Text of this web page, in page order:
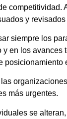
y
siempre los
en los
más urgentes.
se